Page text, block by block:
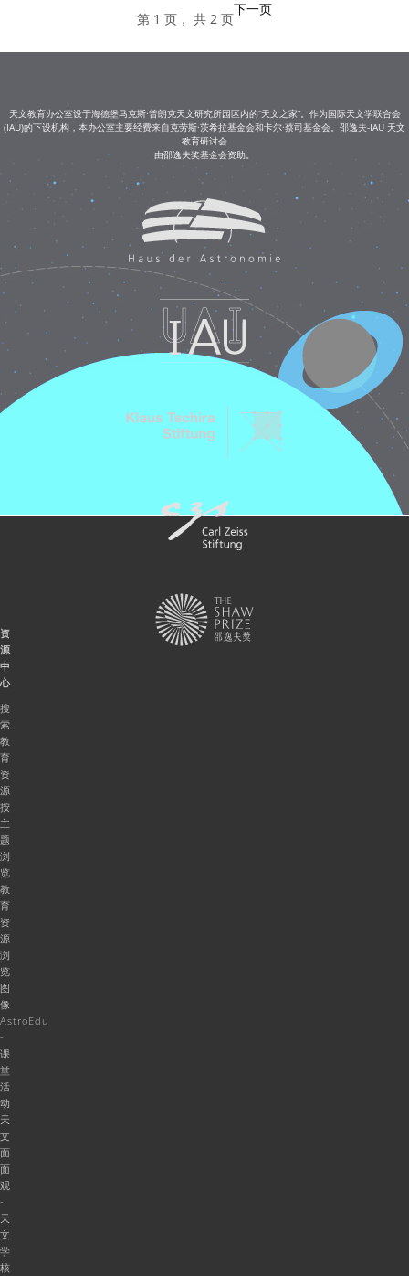
第 1 页， 共 2 页
下一页
天文教育办公室设于海德堡马克斯·普朗克天文研究所园区内的“天文之家”。作为国际天文学联合会
(IAU)的下设机构，本办公室主要经费来自克劳斯·茨希拉基金会和卡尔·蔡司基金会。邵逸夫-IAU 天文
教育研讨会
由邵逸夫奖基金会资助。
资
源
中
心
搜
索
教
育
资
源
按
主
题
浏
览
教
育
资
源
浏
览
图
像
AstroEdu
-
课
堂
活
动
天
文
面
面
观
-
天
文
学
核